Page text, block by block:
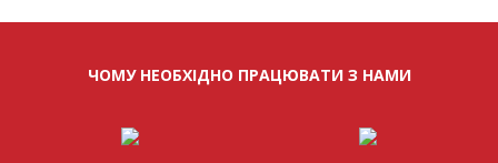
ЧОМУ НЕОБХІДНО ПРАЦЮВАТИ З НАМИ